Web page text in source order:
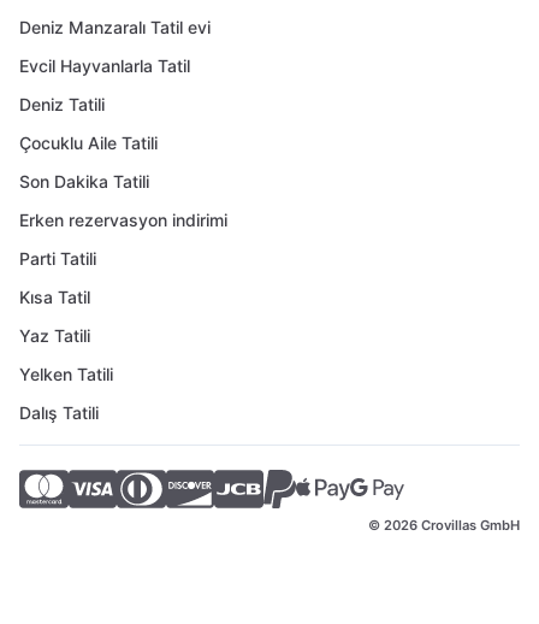
Deniz Manzaralı Tatil evi
Evcil Hayvanlarla Tatil
Deniz Tatili
Çocuklu Aile Tatili
Son Dakika Tatili
Erken rezervasyon indirimi
Parti Tatili
Kısa Tatil
Yaz Tatili
Yelken Tatili
Dalış Tatili
© 2026 Crovillas GmbH